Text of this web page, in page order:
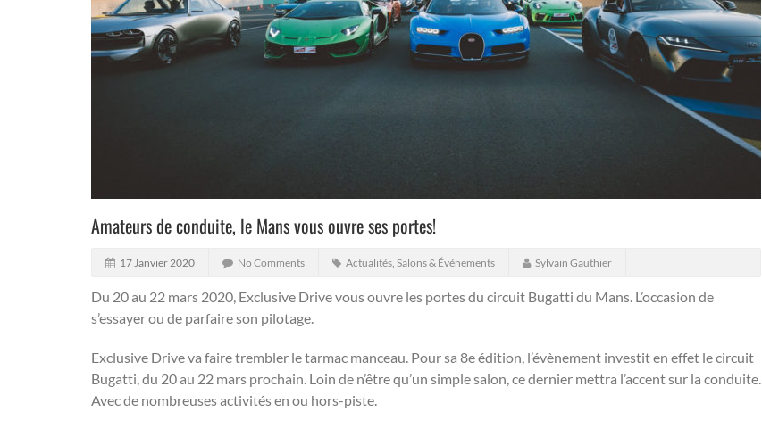
Amateurs de conduite, le Mans vous ouvre ses portes!
17 Janvier 2020 No Comments Actualités, Salons & Événements Sylvain Gauthier
Du 20 au 22 mars 2020, Exclusive Drive vous ouvre les portes du circuit Bugatti du Mans. L’occasion de
s’essayer ou de parfaire son pilotage.
Exclusive Drive va faire trembler le tarmac manceau. Pour sa 8e édition, l’évènement investit en effet le circuit
Bugatti, du 20 au 22 mars prochain. Loin de n’être qu’un simple salon, ce dernier mettra l’accent sur la conduite.
Avec de nombreuses activités en ou hors-piste.